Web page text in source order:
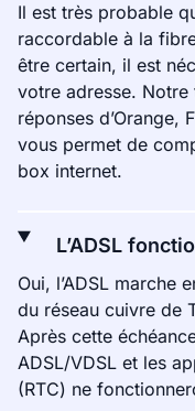
Il est très probable
raccordable à la
être certain, il est
votre adresse. Notre
réponses d’Orange,
vous permet de
box internet.
L’ADSL
Oui, l’ADSL marche
du réseau cuivre de
Après cette
ADSL/VDSL et les
(RTC) ne